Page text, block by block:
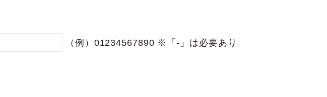
（例）01234567890 ※「-」は必要あり